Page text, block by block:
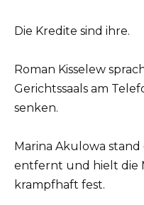
Die Kredite sind ihre.
Roman Kisselew
Gerichtssaals am
senken.
Marina Akulowa
entfernt und hielt die
krampfhaft fest.